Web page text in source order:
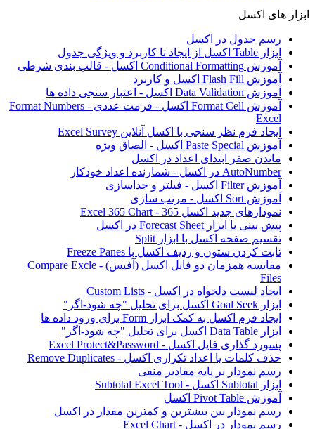
ابزار های اکسل
رسم جدول در اکسل
ابزار Table اکسل از ایجاد تا کاربرد و ویژگی جدول
آموزش Conditional Formatting اکسل - قالب بندی شرطی
آموزش Flash Fill اکسل و کاربرد
آموزش Data Validation اکسل - اعتبار سنجی داده ها
آموزش Format Cell اکسل - فرمت عددی - Format Numbers
Excel
ایجاد فرم نظر سنجی با اکسل آنلاین Excel Survey
آموزش Paste Special اکسل - الصاق ویژه
ماندن صفر ابتدای اعداد در اکسل
AutoNumber در اکسل - شمارنده اعداد خودکار
آموزش Filter اکسل - فیلتر و جداسازی
آموزش Sort اکسل - مرتب سازی
نمودارهای جدید اکسل 365 - Excel 365 Chart
پیش بینی با ابزار Forecast Sheet در اکسل
تقسیم صفحه اکسل با ابزار Split
ثابت کردن ستون و ردیف اکسل با Freeze Panes
مقایسه همزمان دو فایل اکسل (آفیس) - Compare Excle
Files
ایجاد لیست دلخواه در اکسل - Custom Lists
ابزار Goal Seek اکسل برای تحلیل "چه شود-اگر"
ایجاد فرم اکسل به کمک ابزار Form برای ورود داده ها
ابزار Data Table اکسل برای تحلیل "چه شود-اگر"
پسورد گذاری فایل اکسل - Excel Protect&Password
حذف کلمات یا اعداد تکراری اکسل - Remove Duplicates
رسم نمودار بر پایه مقادیر منفی
ابزار Subtotal اکسل - Subtotal Excel Tool
آموزش Pivot Table اکسل
رسم نمودار بین بیشترین و کمترین مقدار در اکسل
رسم نمودار در اکسل - Excel Chart